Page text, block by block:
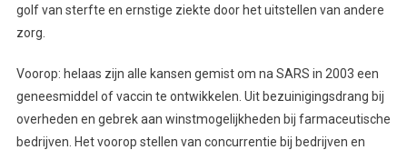
golf van sterfte en ernstige ziekte door het uitstellen van andere
zorg.
Voorop: helaas zijn alle kansen gemist om na SARS in 2003 een
geneesmiddel of vaccin te ontwikkelen. Uit bezuinigingsdrang bij
overheden en gebrek aan winstmogelijkheden bij farmaceutische
bedrijven. Het voorop stellen van concurrentie bij bedrijven en